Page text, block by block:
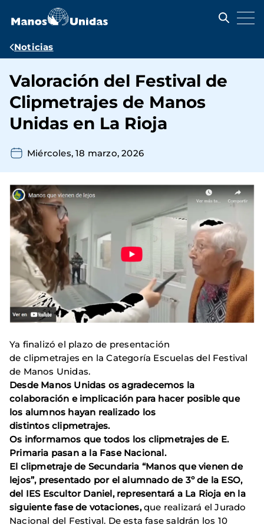
contenido
Ruta
navegación
Noticias
Valoración del Festival de
Clipmetrajes de Manos
Unidas en La Rioja
Miércoles, 18 marzo, 2026
Ya finalizó el plazo de presentación
de clipmetrajes en la Categoría Escuelas del Festival
de Manos Unidas.
Desde Manos Unidas os agradecemos la
colaboración e implicación para hacer posible que
los alumnos hayan realizado los
distintos clipmetrajes.
Os informamos que todos los clipmetrajes de E.
Primaria pasan a la Fase Nacional.
El clipmetraje de Secundaria “Manos que vienen de
lejos”, presentado por el alumnado de 3º de la ESO,
del IES Escultor Daniel, representará a La Rioja en la
siguiente fase de votaciones,que realizará el Jurado
Nacional del Festival. De esta fase saldrán los 10